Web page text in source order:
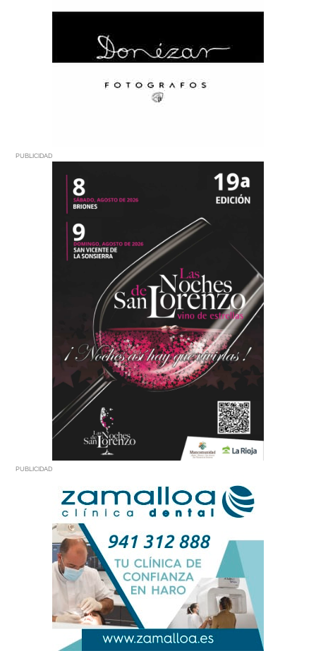
PUBLICIDAD
PUBLICIDAD